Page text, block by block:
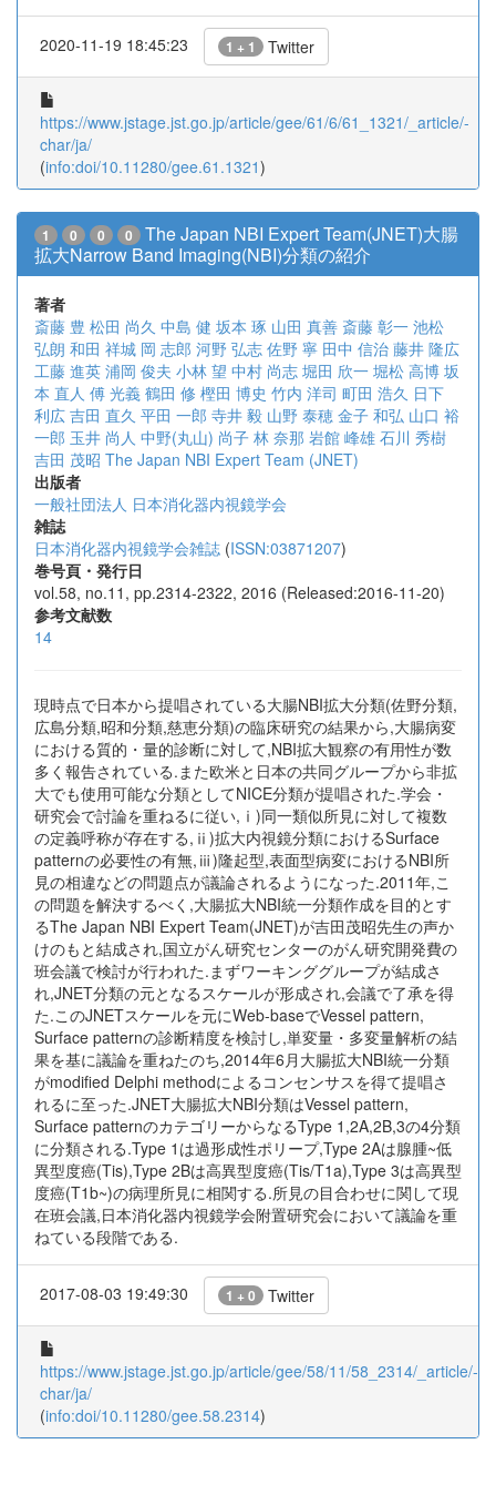
2020-11-19 18:45:23 1 + 1 Twitter
https://www.jstage.jst.go.jp/article/gee/61/6/61_1321/_article/-
char/ja/
(info:doi/10.11280/gee.61.1321)
1 0 0 0
The Japan NBI Expert Team(JNET)大腸
拡大Narrow Band Imaging(NBI)分類の紹介
著者
斎藤 豊 松田 尚久 中島 健 坂本 琢 山田 真善 斎藤 彰一 池松
弘朗 和田 祥城 岡 志郎 河野 弘志 佐野 寧 田中 信治 藤井 隆広
工藤 進英 浦岡 俊夫 小林 望 中村 尚志 堀田 欣一 堀松 高博 坂
本 直人 傅 光義 鶴田 修 樫田 博史 竹内 洋司 町田 浩久 日下
利広 吉田 直久 平田 一郎 寺井 毅 山野 泰穂 金子 和弘 山口 裕
一郎 玉井 尚人 中野(丸山) 尚子 林 奈那 岩館 峰雄 石川 秀樹
吉田 茂昭 The Japan NBI Expert Team (JNET)
出版者
一般社団法人 日本消化器内視鏡学会
雑誌
日本消化器内視鏡学会雑誌 (ISSN:03871207)
巻号頁・発行日
vol.58, no.11, pp.2314-2322, 2016 (Released:2016-11-20)
参考文献数
14
現時点で日本から提唱されている大腸NBI拡大分類(佐野分類,
広島分類,昭和分類,慈恵分類)の臨床研究の結果から,大腸病変
における質的・量的診断に対して,NBI拡大観察の有用性が数
多く報告されている.また欧米と日本の共同グループから非拡
大でも使用可能な分類としてNICE分類が提唱された.学会・
研究会で討論を重ねるに従い,ⅰ)同一類似所見に対して複数
の定義呼称が存在する,ⅱ)拡大内視鏡分類におけるSurface
patternの必要性の有無,ⅲ)隆起型,表面型病変におけるNBI所
見の相違などの問題点が議論されるようになった.2011年,こ
の問題を解決するべく,大腸拡大NBI統一分類作成を目的とす
るThe Japan NBI Expert Team(JNET)が吉田茂昭先生の声か
けのもと結成され,国立がん研究センターのがん研究開発費の
班会議で検討が行われた.まずワーキンググループが結成さ
れ,JNET分類の元となるスケールが形成され,会議で了承を得
た.このJNETスケールを元にWeb-baseでVessel pattern,
Surface patternの診断精度を検討し,単変量・多変量解析の結
果を基に議論を重ねたのち,2014年6月大腸拡大NBI統一分類
がmodified Delphi methodによるコンセンサスを得て提唱さ
れるに至った.JNET大腸拡大NBI分類はVessel pattern,
Surface patternのカテゴリーからなるType 1,2A,2B,3の4分類
に分類される.Type 1は過形成性ポリープ,Type 2Aは腺腫~低
異型度癌(Tis),Type 2Bは高異型度癌(Tis/T1a),Type 3は高異型
度癌(T1b~)の病理所見に相関する.所見の目合わせに関して現
在班会議,日本消化器内視鏡学会附置研究会において議論を重
ねている段階である.
2017-08-03 19:49:30 1 + 0 Twitter
https://www.jstage.jst.go.jp/article/gee/58/11/58_2314/_article/-
char/ja/
(info:doi/10.11280/gee.58.2314)